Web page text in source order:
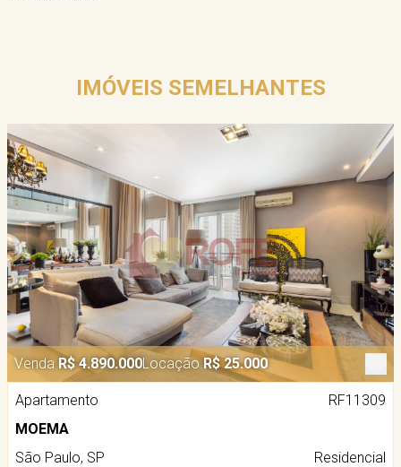
IMÓVEIS SEMELHANTES
Venda R$ 4.890.000Locação R$ 25.000
Apartamento
RF11309
MOEMA
São Paulo, SP
Residencial